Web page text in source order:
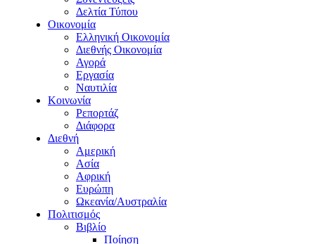
Δελτία Τύπου
Οικονομία
Ελληνική Οικονομία
Διεθνής Οικονομία
Αγορά
Εργασία
Ναυτιλία
Κοινωνία
Ρεπορτάζ
Διάφορα
Διεθνή
Αμερική
Ασία
Αφρική
Ευρώπη
Ωκεανία/Αυστραλία
Πολιτισμός
Βιβλίο
Ποίηση